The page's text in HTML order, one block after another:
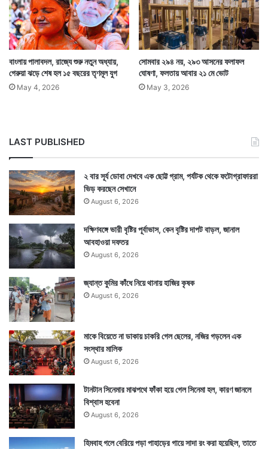
Tags BJP West Bengal West Bengal News
বাংলায় পালাবদল, রাজ্যে শুরু নতুন অধ্যায়,
গেরুয়া ঝড়ে শেষ হল ১৫ বছরের তৃণমূল যুগ
May 4, 2026
সোমবার ২৯৪ নয়, ২৯৩ আসনের ফলাফল
ঘোষণা, ফলতায় আবার ২১ মে ভোট
May 3, 2026
LAST PUBLISHED
২ বার সূর্য ডোবা দেখবে এক ছোট্ট গ্রাম, পর্যটক থেকে ফটোগ্রাফাররা
ভিড় করছেন সেখানে
August 6, 2026
দক্ষিণবঙ্গে ভারী বৃষ্টির পূর্বাভাস, কেন বৃষ্টির দাপট বাড়ল, জানাল
আবহাওয়া দফতর
August 6, 2026
জ্যান্ত কুমির কাঁধে নিয়ে থানায় হাজির কৃষক
August 6, 2026
মাকে বিয়েতে না ডাকায় চাকরি গেল ছেলের, নজির গড়লেন এক
সংস্থার মালিক
August 6, 2026
টানটান সিনেমার মাঝপথে ফাঁকা হয়ে গেল সিনেমা হল, কারণ জানলে
বিশ্বাস হবেনা
August 6, 2026
হিমবাহ গলে বেরিয়ে পড়া পাহাড়ের গায়ে সাদা রং করা হয়েছিল, তাতে